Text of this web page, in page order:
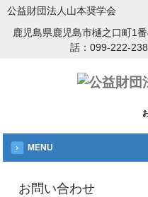
公益財団法人山本奨学会
鹿児島県鹿児島市樋之口町1
話：099-222-
MENU
お問い合わせ